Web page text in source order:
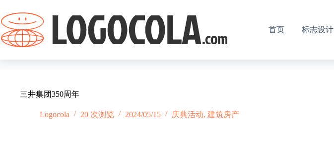
过
内
容
首页 标志设计
三井集团350周年
Logocola 20 次浏览 2024/05/15 庆典活动, 建筑房产